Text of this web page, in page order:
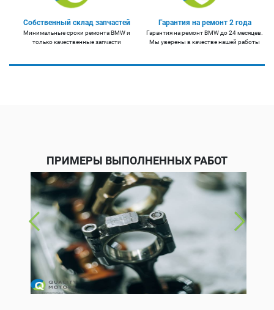
Собственный склад запчастей
Минимальные сроки ремонта BMW и
только качественные запчасти
Гарантия на ремонт 2 года
Гарантия на ремонт BMW до 24 месяцев.
Мы уверены в качестве нашей работы
ПРИМЕРЫ ВЫПОЛНЕННЫХ РАБОТ